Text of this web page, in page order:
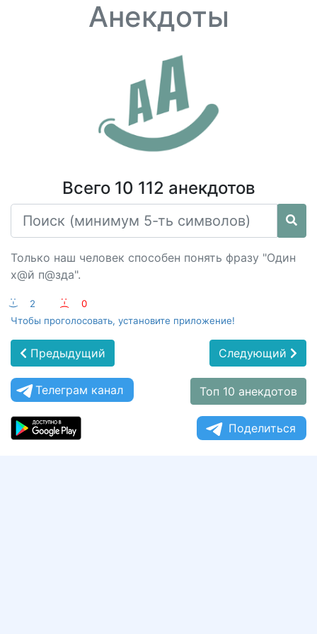
Анекдоты
Всего 10 112 анекдотов
Только наш человек способен понять фразу "Один
х@й п@зда".
:-) 2 :-(
0
Чтобы проголосовать, установите приложение!
Предыдущий Следующий
Телеграм канал Топ 10 анекдотов
Поделиться